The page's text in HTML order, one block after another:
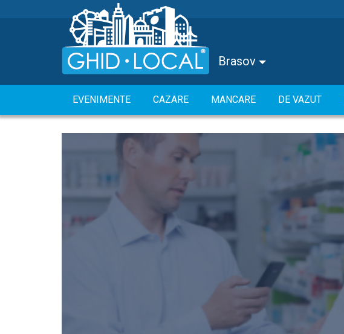
Brasov
EVENIMENTE CAZARE MANCARE DE VAZUT